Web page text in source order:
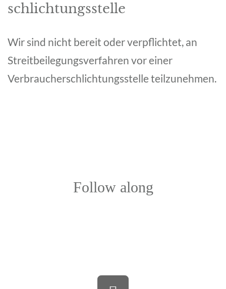
schlichtungs­stelle
Wir sind nicht bereit oder verpflichtet, an
Streitbeilegungsverfahren vor einer
Verbraucherschlichtungsstelle teilzunehmen.
Follow along